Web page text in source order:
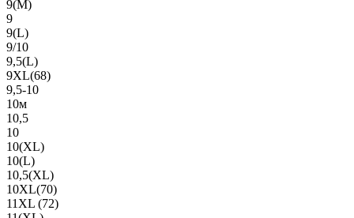
9(М)
9
9(L)
9/10
9,5(L)
9XL(68)
9,5-10
10м
10,5
10
10(XL)
10(L)
10,5(XL)
10XL(70)
11XL (72)